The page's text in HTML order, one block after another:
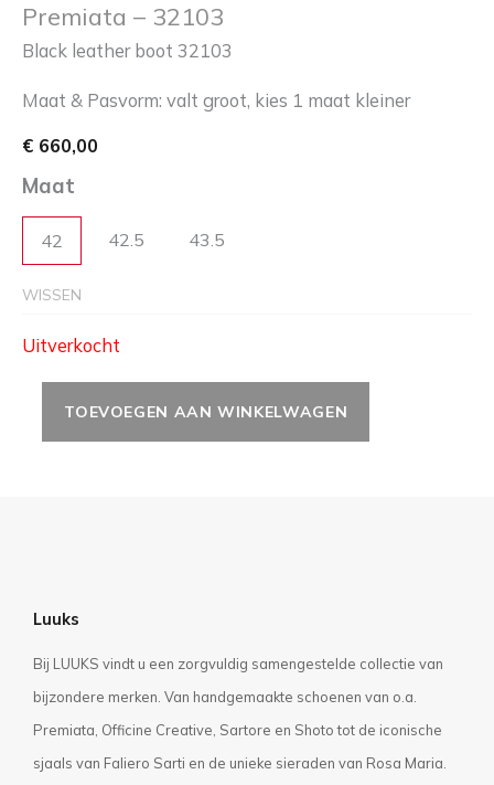
Premiata – 32103
Black leather boot 32103
Maat & Pasvorm: valt groot, kies 1 maat kleiner
€ 660,00
Maat
42 42.5 43.5
WISSEN
Uitverkocht
TOEVOEGEN AAN WINKELWAGEN
Luuks
Bij LUUKS vindt u een zorgvuldig samengestelde collectie van
bijzondere merken. Van handgemaakte schoenen van o.a.
Premiata, Officine Creative, Sartore en Shoto tot de iconische
sjaals van Faliero Sarti en de unieke sieraden van Rosa Maria.